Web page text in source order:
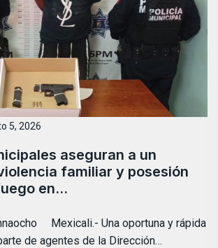
5, 2026
aseguran a un
familiar y posesión
en…
Mexicali.- Una oportuna y rápida
de agentes de la Dirección…